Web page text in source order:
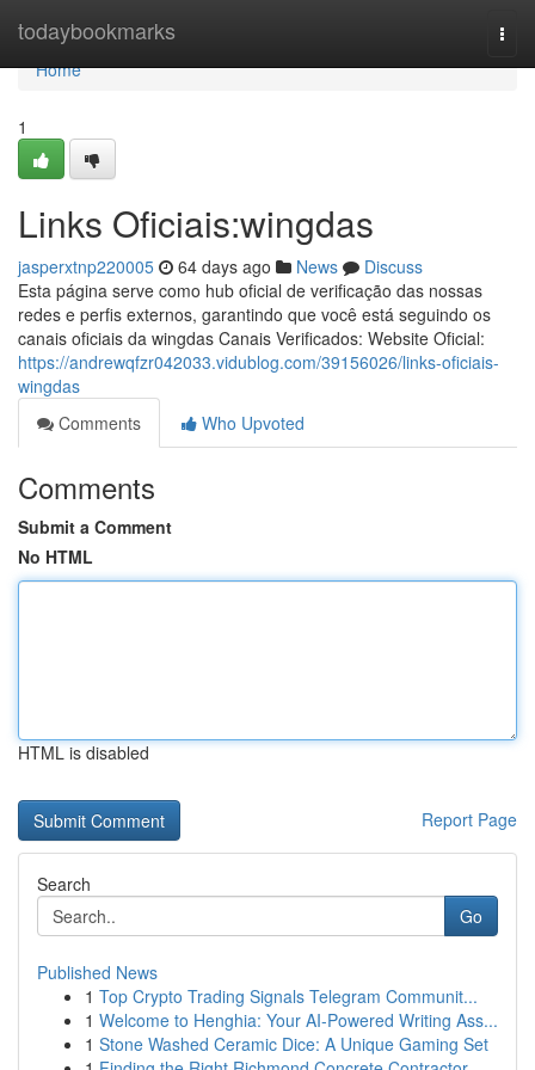
todaybookmarks
Home
Home
1
Links Oficiais:wingdas
jasperxtnp220005 64 days ago News
Discuss
Esta página serve como hub oficial de verificação das nossas
redes e perfis externos, garantindo que você está seguindo os
canais oficiais da wingdas Canais Verificados: Website Oficial:
https://andrewqfzr042033.vidublog.com/39156026/links-oficiais-
wingdas
Comments
Who Upvoted
Comments
Submit a Comment
No HTML
HTML is disabled
Report Page
Search
Go
Published News
1 Top Crypto Trading Signals Telegram Communit...
1 Welcome to Henghia: Your AI-Powered Writing Ass...
1 Stone Washed Ceramic Dice: A Unique Gaming Set